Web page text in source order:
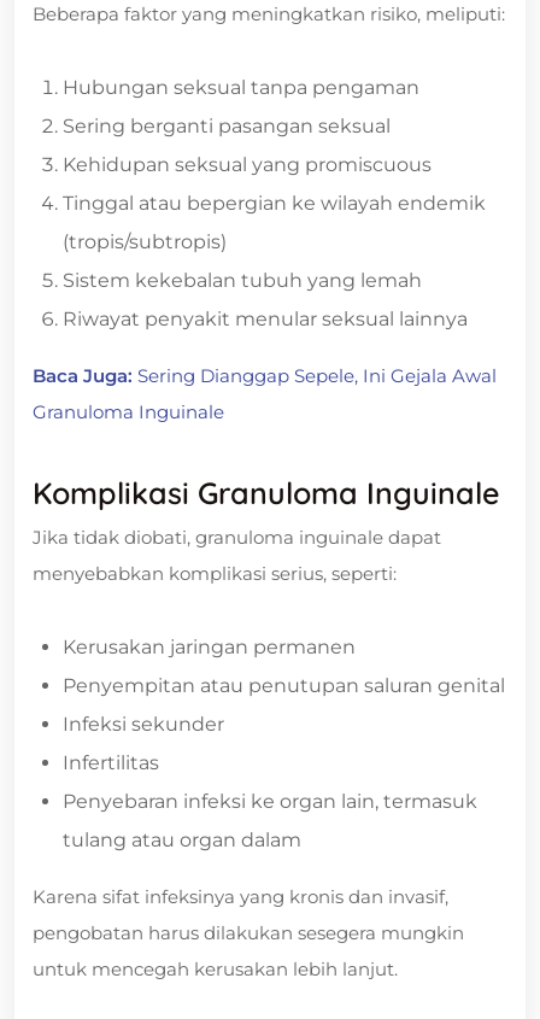
Beberapa faktor yang meningkatkan risiko, meliputi:
Hubungan seksual tanpa pengaman
Sering berganti pasangan seksual
Kehidupan seksual yang promiscuous
Tinggal atau bepergian ke wilayah endemik
(tropis/subtropis)
Sistem kekebalan tubuh yang lemah
Riwayat penyakit menular seksual lainnya
Baca Juga: Sering Dianggap Sepele, Ini Gejala Awal
Granuloma Inguinale
Komplikasi Granuloma Inguinale
Jika tidak diobati, granuloma inguinale dapat
menyebabkan komplikasi serius, seperti:
Kerusakan jaringan permanen
Penyempitan atau penutupan saluran genital
Infeksi sekunder
Infertilitas
Penyebaran infeksi ke organ lain, termasuk
tulang atau organ dalam
Karena sifat infeksinya yang kronis dan invasif,
pengobatan harus dilakukan sesegera mungkin
untuk mencegah kerusakan lebih lanjut.